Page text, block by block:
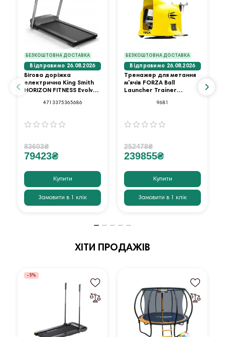
БЕЗКОШТОВНА ДОСТАВКА
Відправимо 26.08.2026
Бігова доріжка
електрична King Smith
HORIZON FITNESS Evolve
4713375365686
83603₴
79423₴
Купити
Замовити в 1 клік
БЕЗКОШТОВНА ДОСТАВКА
Відправимо 26.08.2026
Тренажер для метання
м'ячів FORZA Ball
Launcher Trainer
9681
252478₴
239855₴
Купити
Замовити в 1 клік
ХІТИ ПРОДАЖІВ
-5%